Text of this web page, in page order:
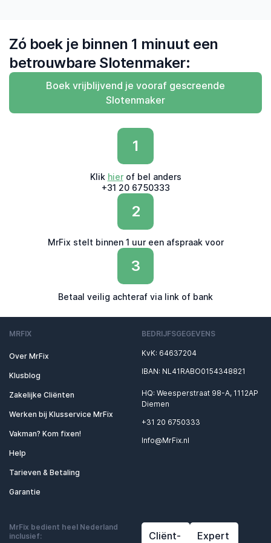
Zó boek je binnen 1 minuut een
betrouwbare Slotenmaker:
Boek vrijblijvend je vooraf gescreende
Slotenmaker
1
Klik hierof bel anders
+31 20 6750333
2
MrFix stelt binnen 1 uur een afspraak voor
3
Betaal veilig achteraf via link of bank
MRFIX
Over MrFix
Klusblog
Zakelijke Cliënten
Werken bij Klusservice MrFix
Vakman? Kom fixen!
Help
Tarieven & Betaling
Garantie
BEDRIJFSGEGEVENS
KvK: 64637204
IBAN: NL41RABO0154348821
HQ: Weesperstraat 98-A, 1112AP
Diemen
+31 20 6750333
Info@MrFix.nl
MrFix bedient heel Nederland
inclusief:
Cliënt-
Expert